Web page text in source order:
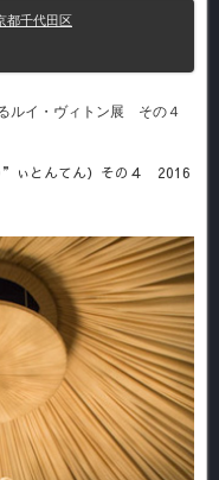
都千代田区
ルイ・ヴィトン展 その４
”ぃとんてん）その４ 2016